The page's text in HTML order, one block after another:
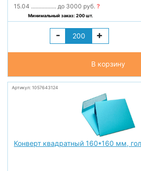
15.04 ................. до 3000 руб.?
Минимальный заказ: 200 шт.
- +
В корзину
Артикул: 1057643124
Конверт квадратный 160*160 мм,